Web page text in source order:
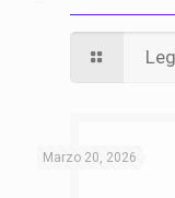
Marzo 20, 2026